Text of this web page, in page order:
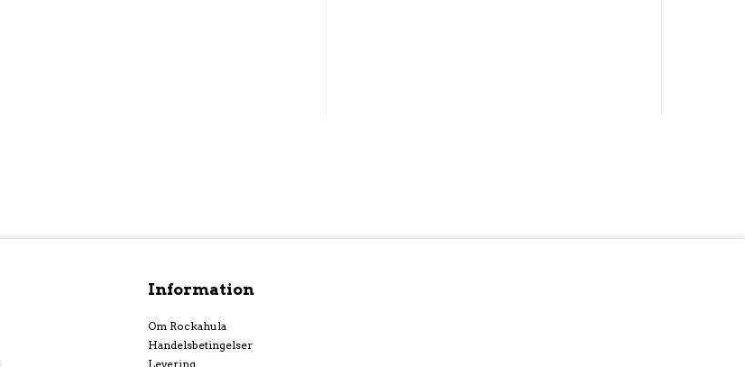
Information
Om Rockahula
Handelsbetingelser
Levering